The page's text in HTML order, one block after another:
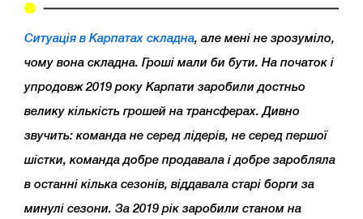
Ситуація в Карпатах складна, але мені не зрозуміло,
чому вона складна. Гроші мали би бути. На початок і
упродовж 2019 року Карпати заробили достньо
велику кількість грошей на трансферах. Дивно
звучить: команда не серед лідерів, не серед першої
шістки, команда добре продавала і добре заробляла
в останні кілька сезонів, віддавала старі борги за
минулі сезони. За 2019 рік заробили станом на